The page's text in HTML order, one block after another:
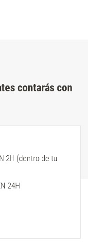
contarás con
2H (dentro de tu
24H